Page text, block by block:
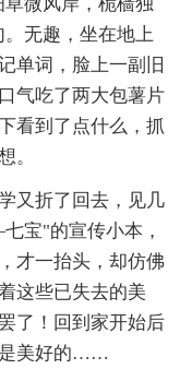
无趣，坐在地上
单词，脸上一副旧
气吃了两大包薯片
看到了点什么，抓
。
又折了回去，见几
"的宣传小本，
才一抬头，却仿佛
这些已失去的美
了！回到家开始后
是美好的……